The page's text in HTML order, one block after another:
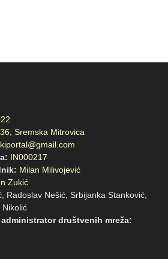
Sremska Mitrovica
IN000217
Milan Milivojević
Zukić
Radoslav Nešić, Srbijanka Stanković,
Katarina Nikolić
administrator društvenih mreža: